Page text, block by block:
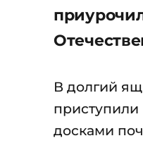
В долгий
приступили
досками